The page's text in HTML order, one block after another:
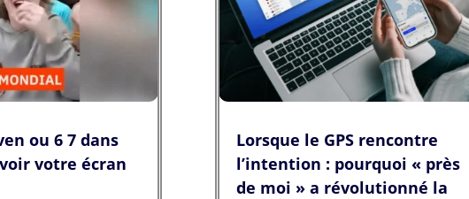
ou 6 7 dans
votre écran
Lorsque le GPS rencontre
l’intention : pourquoi « près
de moi » a révolutionné la